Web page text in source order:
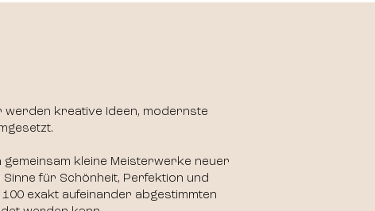
werden kreative Ideen, modernste
kleine Meisterwerke neuer
für Schönheit, Perfektion und
exakt aufeinander abgestimmten